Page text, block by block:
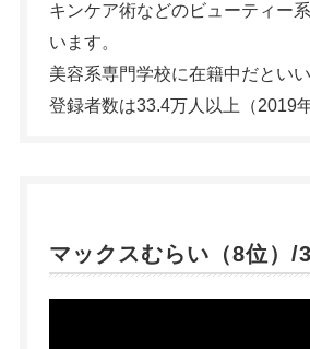
キンケア術などのビューティー
います。
美容系専門学校に在籍中だといい
登録者数は33.4万人以上（2019
マックスむらい（8位）/